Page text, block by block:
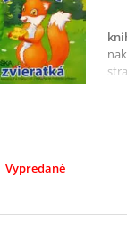
Vypredané